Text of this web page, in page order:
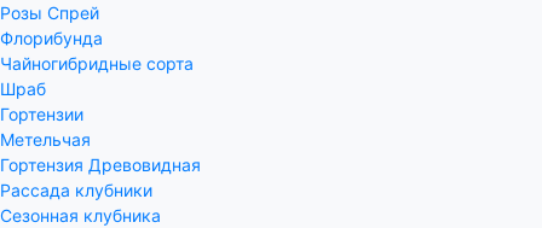
Розы Спрей
Флорибунда
Чайногибридные сорта
Шраб
Гортензии
Метельчая
Гортензия Древовидная
Рассада клубники
Сезонная клубника